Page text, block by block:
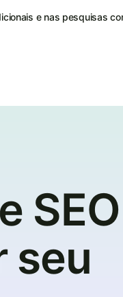
e nas pesquisas
seu